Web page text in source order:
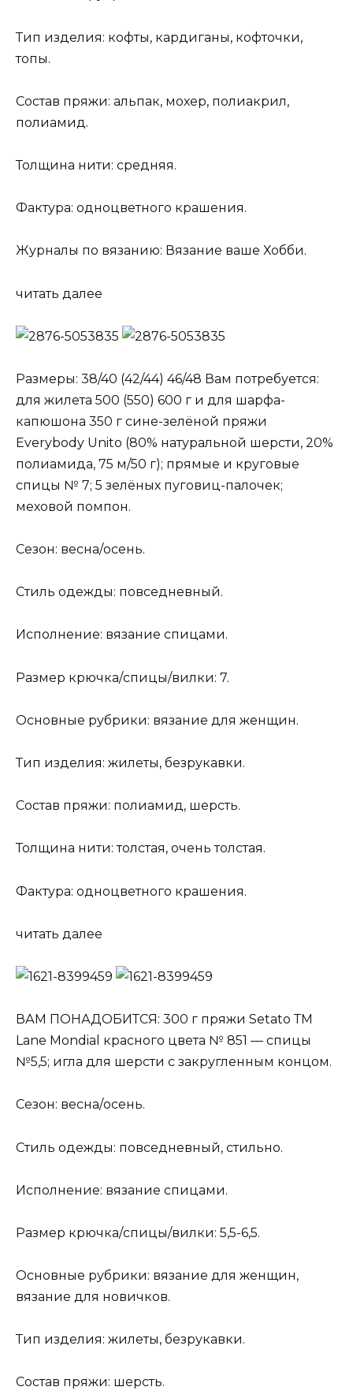
Тип изделия: кофты, кардиганы, кофточки,
топы.
Состав пряжи: альпак, мохер, полиакрил,
полиамид.
Толщина нити: средняя.
Фактура: одноцветного крашения.
Журналы по вязанию: Вязание ваше Хобби.
читать далее
Размеры: 38/40 (42/44) 46/48 Вам потребуется:
для жилета 500 (550) 600 г и для шарфа-
капюшона 350 г сине-зелёной пряжи
Everybody Unito (80% натуральной шерсти, 20%
полиамида, 75 м/50 г); прямые и круговые
спицы № 7; 5 зелёных пуговиц-палочек;
меховой помпон.
Сезон: весна/осень.
Стиль одежды: повседневный.
Исполнение: вязание спицами.
Размер крючка/спицы/вилки: 7.
Основные рубрики: вязание для женщин.
Тип изделия: жилеты, безрукавки.
Состав пряжи: полиамид, шерсть.
Толщина нити: толстая, очень толстая.
Фактура: одноцветного крашения.
читать далее
ВАМ ПОНАДОБИТСЯ: 300 г пряжи Setato ТМ
Lane Mondial красного цвета № 851 — спицы
№5,5; игла для шерсти с закругленным концом.
Сезон: весна/осень.
Стиль одежды: повседневный, стильно.
Исполнение: вязание спицами.
Размер крючка/спицы/вилки: 5,5-6,5.
Основные рубрики: вязание для женщин,
вязание для новичков.
Тип изделия: жилеты, безрукавки.
Состав пряжи: шерсть.